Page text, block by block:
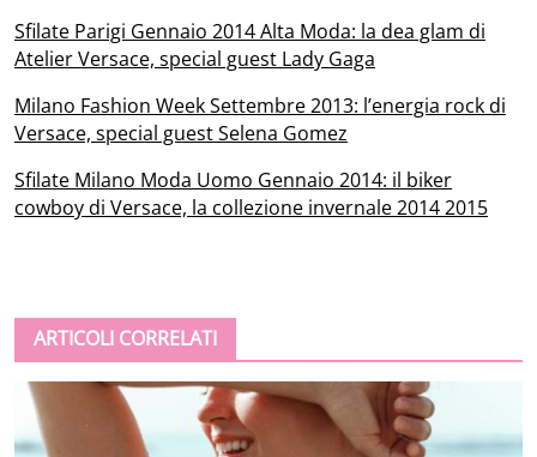
Sfilate Parigi Gennaio 2014 Alta Moda: la dea glam di
Atelier Versace, special guest Lady Gaga
Milano Fashion Week Settembre 2013: l’energia rock di
Versace, special guest Selena Gomez
Sfilate Milano Moda Uomo Gennaio 2014: il biker
cowboy di Versace, la collezione invernale 2014 2015
ARTICOLI CORRELATI